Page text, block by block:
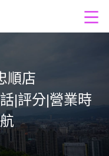
順店
|評分|營業時